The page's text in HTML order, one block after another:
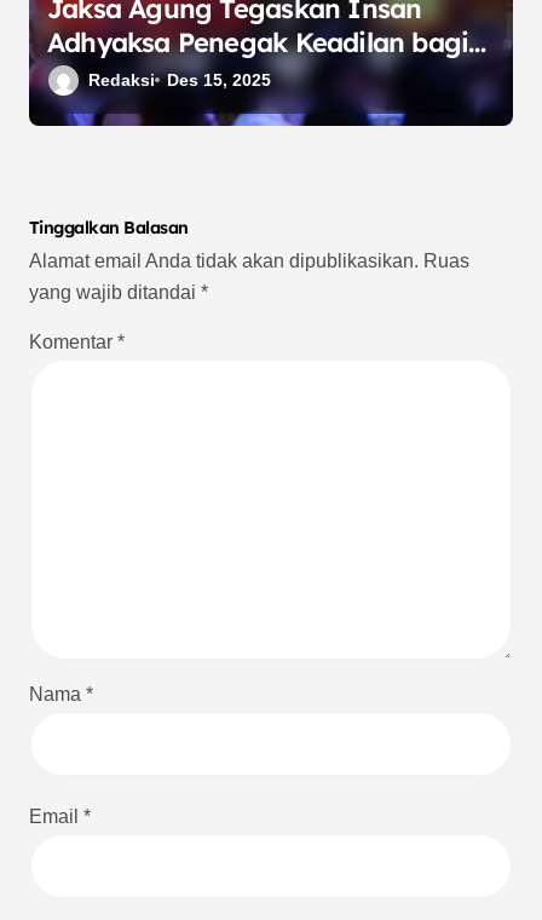
Jaksa Agung Tegaskan Insan
Adhyaksa Penegak Keadilan bagi
Semua Umat dalam Perayaan
Natal 2025
Redaksi Des 15, 2025
Tinggalkan Balasan
Alamat email Anda tidak akan dipublikasikan. Ruas
yang wajib ditandai *
Komentar *
Nama *
Email *